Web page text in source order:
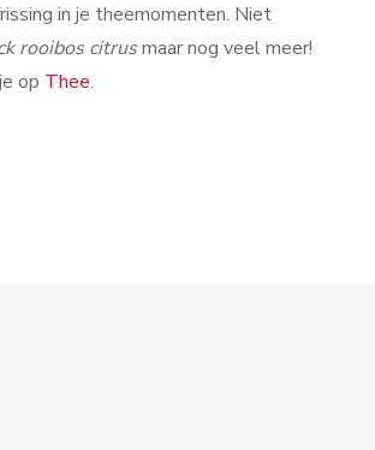
in je theemomenten. Niet
rooibos citrusmaar nog veel meer!
op Thee.